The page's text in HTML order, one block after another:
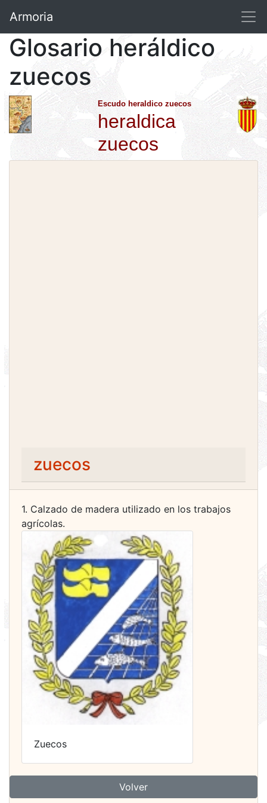
Armoria
Glosario heráldico
zuecos
Escudo heraldico zuecos
heraldica
zuecos
zuecos
1. Calzado de madera utilizado en los trabajos
agrícolas.
Zuecos
Volver